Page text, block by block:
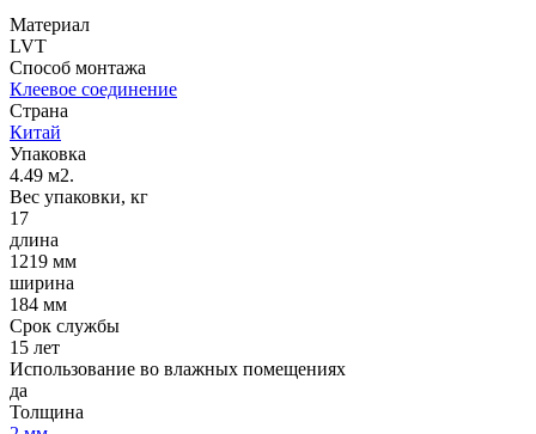
Материал
LVT
Способ монтажа
Клеевое соединение
Страна
Китай
Упаковка
4.49 м2.
Вес упаковки, кг
17
длина
1219 мм
ширина
184 мм
Срок службы
15 лет
Использование во влажных помещениях
да
Толщина